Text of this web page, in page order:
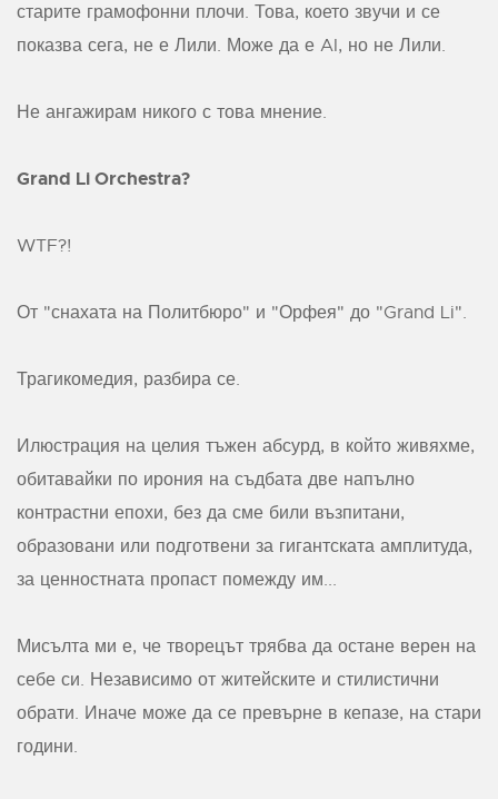
старите грамофонни плочи. Това, което звучи и се
показва сега, не е Лили. Може да е AI, но не Лили.
Не ангажирам никого с това мнение.
Grand Li Orchestra?
WTF?!
От "снахата на Политбюро" и "Орфея" до "Grand Li".
Трагикомедия, разбира се.
Илюстрация на целия тъжен абсурд, в който живяхме,
обитавайки по ирония на съдбата две напълно
контрастни епохи, без да сме били възпитани,
образовани или подготвени за гигантската амплитуда,
за ценностната пропаст помежду им...
Мисълта ми е, че творецът трябва да остане верен на
себе си. Независимо от житейските и стилистични
обрати. Иначе може да се превърне в кепазе, на стари
години.